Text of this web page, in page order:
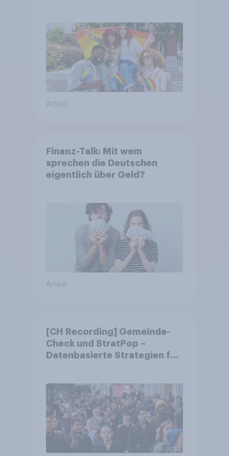
Artikel
Finanz-Talk: Mit wem
sprechen die Deutschen
eigentlich über Geld?
Artikel
[CH Recording] Gemeinde-
Check und StratPop –
Datenbasierte Strategien für